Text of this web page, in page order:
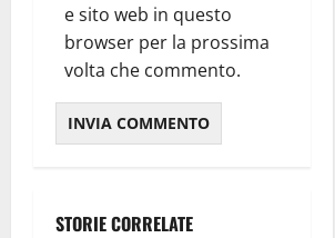
e sito web in questo
browser per la prossima
volta che commento.
STORIE CORRELATE